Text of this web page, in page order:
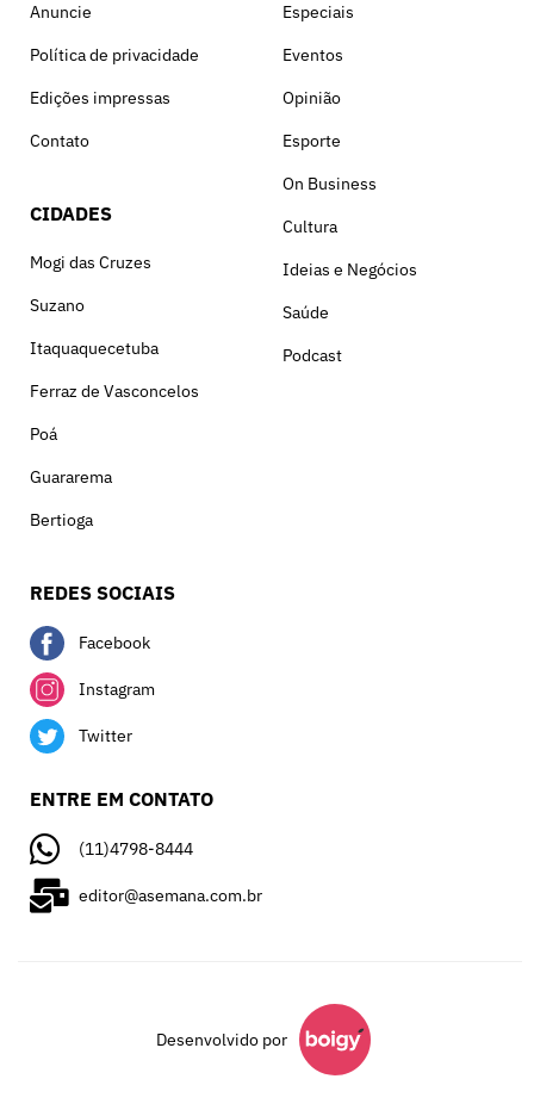
Anuncie
Política de privacidade
Edições impressas
Contato
CIDADES
Mogi das Cruzes
Suzano
Itaquaquecetuba
Ferraz de Vasconcelos
Poá
Guararema
Bertioga
Especiais
Eventos
Opinião
Esporte
On Business
Cultura
Ideias e Negócios
Saúde
Podcast
REDES SOCIAIS
Facebook
Instagram
Twitter
ENTRE EM CONTATO
(11)4798-8444
editor@asemana.com.br
Desenvolvido por